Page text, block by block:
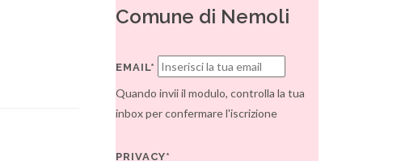
Comune di Nemoli
EMAIL*
Quando invii il modulo, controlla la tua
inbox per confermare l'iscrizione
PRIVACY*